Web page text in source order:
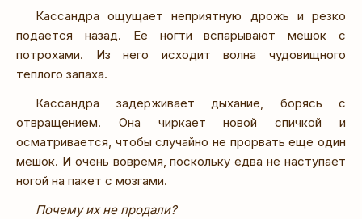
Кассандра ощущает неприятную дрожь и резко
подается назад. Ее ногти вспарывают мешок с
потрохами. Из него исходит волна чудовищного
теплого запаха.
Кассандра задерживает дыхание, борясь с
отвращением. Она чиркает новой спичкой и
осматривается, чтобы случайно не прорвать еще один
мешок. И очень вовремя, поскольку едва не наступает
ногой на пакет с мозгами.
Почему их не продали?